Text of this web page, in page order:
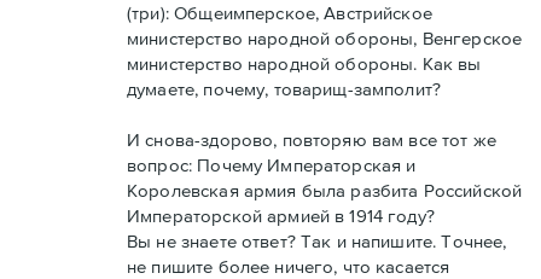
(три): Общеимперское, Австрийское
министерство народной обороны, Венгерское
министерство народной обороны. Как вы
думаете, почему, товарищ-замполит?
И снова-здорово, повторяю вам все тот же
вопрос: Почему Императорская и
Королевская армия была разбита Российской
Императорской армией в 1914 году?
Вы не знаете ответ? Так и напишите. Точнее,
не пишите более ничего, что касается